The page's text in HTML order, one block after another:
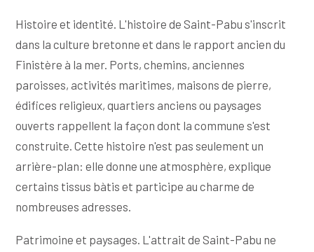
Histoire et identité. L'histoire de Saint-Pabu s'inscrit
dans la culture bretonne et dans le rapport ancien du
Finistère à la mer. Ports, chemins, anciennes
paroisses, activités maritimes, maisons de pierre,
édifices religieux, quartiers anciens ou paysages
ouverts rappellent la façon dont la commune s'est
construite. Cette histoire n'est pas seulement un
arrière-plan: elle donne une atmosphère, explique
certains tissus bàtis et participe au charme de
nombreuses adresses.
Patrimoine et paysages. L'attrait de Saint-Pabu ne